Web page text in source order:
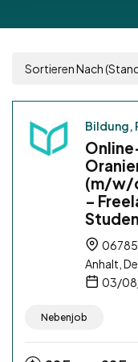
Sortieren Nach
Bildung,
(m/w/
–
Anhalt,
03/
Nebenjob